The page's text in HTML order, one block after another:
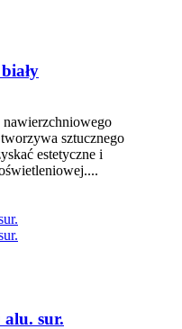
nawierzchniowego
sztucznego
estetyczne i
sur.